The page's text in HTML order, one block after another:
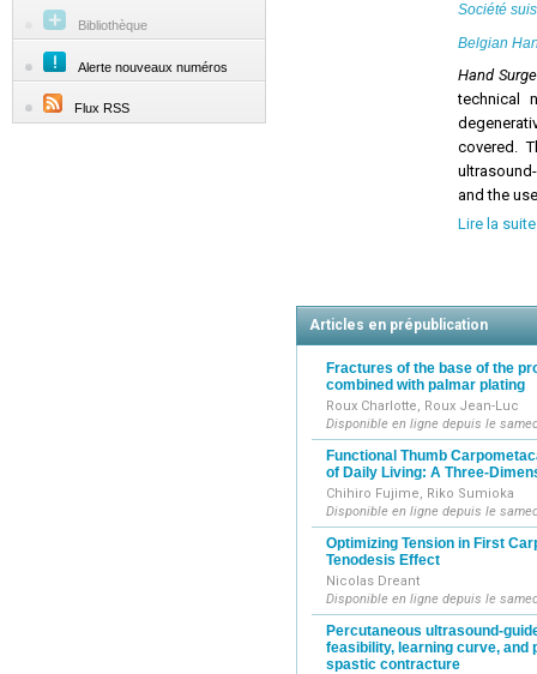
Bibliothèque
Alerte nouveaux numéros
Flux RSS
Société
Belgian
Hand
technical
covered.
and the
In addition
Lire la suite
Articles en prépublication
Fractures of the base of the
combined with palmar plating
Roux Charlotte, Roux Jean-Luc
Disponible en ligne depuis le
Functional Thumb
of Daily Living: A Three-
Chihiro Fujime, Riko Sumioka
Disponible en ligne depuis le
Optimizing Tension in First
Tenodesis Effect
Nicolas Dreant
Disponible en ligne depuis le
Percutaneous ultrasound-
feasibility, learning curve, and
spastic contracture